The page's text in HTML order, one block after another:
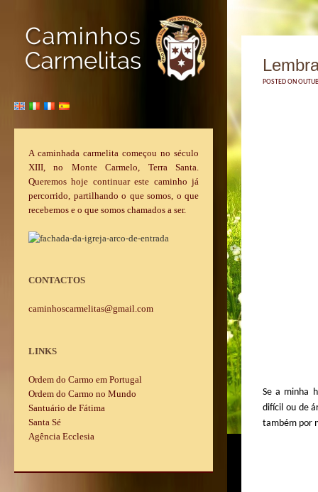
A caminhada carmelita começou no século
XIII, no Monte Carmelo, Terra Santa.
Queremos hoje continuar este caminho já
percorrido, partilhando o que somos, o que
recebemos e o que somos chamados a ser.
CONTACTOS
caminhoscarmelitas@gmail.com
LINKS
Ordem do Carmo em Portugal
Ordem do Carmo no Mundo
Santuário de Fátima
Santa Sé
Agência Ecclesia
POSTED ON
Se a minha
difícil ou de
também por